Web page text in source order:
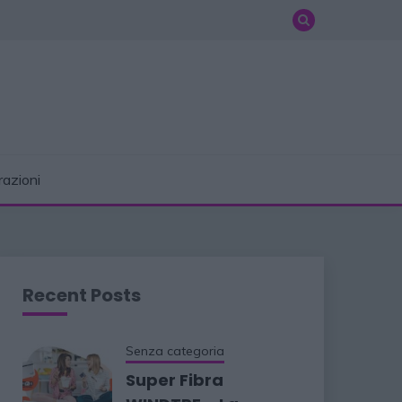
Recent Posts
Senza categoria
Super Fibra